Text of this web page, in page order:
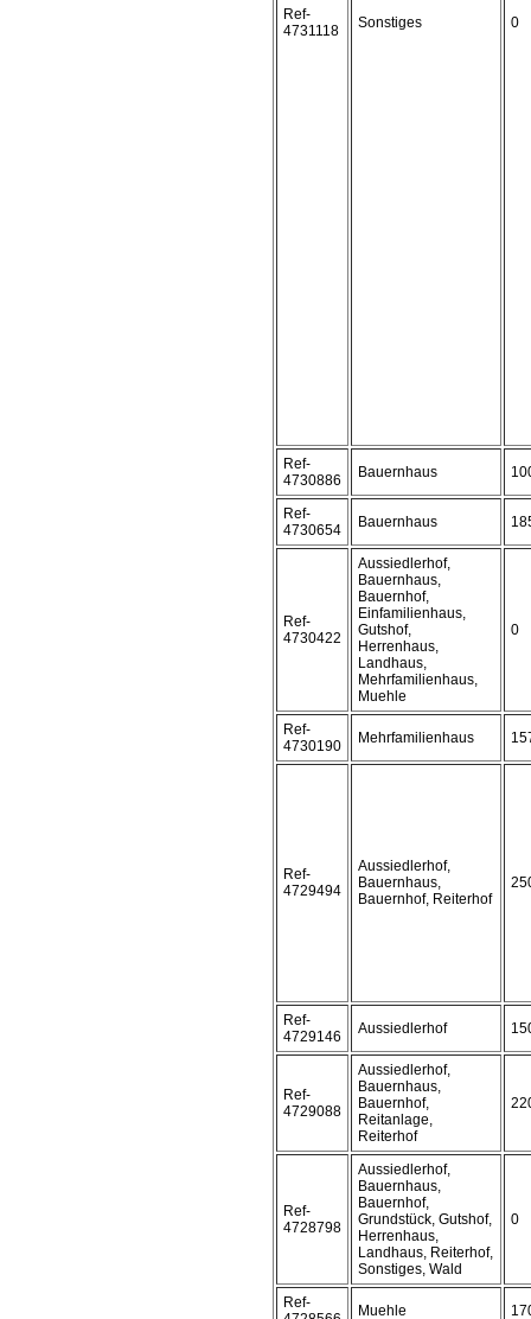
Ref-
4731118
Sonstiges 0
Ref-
4730886
Bauernhaus
Ref-
4730654
Bauernhaus
Ref-
4730422
Aussiedlerhof,
Bauernhaus,
Bauernhof,
Einfamilienhaus,
Gutshof,
Herrenhaus,
Landhaus,
Mehrfamilienhaus,
Muehle
0
Ref-
4730190
Mehrfamilienhaus
Ref-
4729494
Aussiedlerhof,
Bauernhaus,
Bauernhof, Reiterhof
Ref-
4729146
Aussiedlerhof
Ref-
4729088
Aussiedlerhof,
Bauernhaus,
Bauernhof,
Reitanlage,
Reiterhof
Ref-
4728798
Aussiedlerhof,
Bauernhaus,
Bauernhof,
Grundstück, Gutshof,
Herrenhaus,
Landhaus, Reiterhof,
Sonstiges, Wald
0
Ref-
Muehle